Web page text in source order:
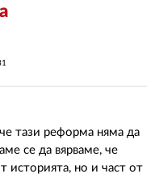
тази реформа няма да
се да вярваме, че
историята, но и част от